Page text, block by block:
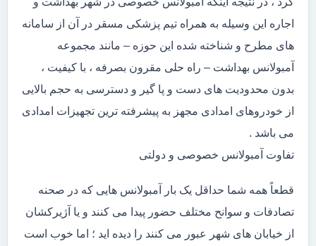
اجاره این وسیله به همراه تیم پزشکی مسقر در آن از سامانه
های مطرح و شناخته شده این حوزه – مانند مجموعه
آمبولانس بهداشت – راه حلی مقرون بصرفه ، با کیفیت ،
بدون محدودیت های دست و پا گیر و دسترسی به حجم بالایی
از خودروهای امدادی مجهز به پیشرفته ترین تجهیزات امدادی
می باشد .
تفاوت آمبولانس خصوصی و دولتی
قطعاً همه شما حداقل یک بار آمبولانس هایی که در صحنه
تصادفات و سوانح مختلف حضور پیدا می کنند و یا آژیرکشان
از خیابان های شهر عبور می کنند را دیده اید ؛ اما خوب است